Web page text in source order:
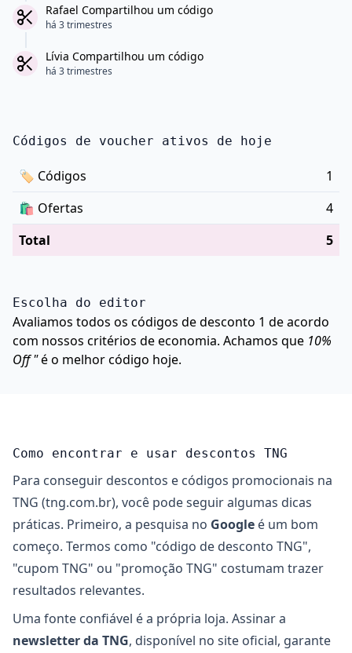
Rafael Compartilhou um código
há 3 trimestres
Lívia Compartilhou um código
há 3 trimestres
Códigos de voucher ativos de hoje
🏷 Códigos
1
🛍️ Ofertas
4
Total
5
Escolha do editor
Avaliamos todos os códigos de desconto 1 de acordo
com nossos critérios de economia. Achamos que 10%
Off "é o melhor código hoje.
Como encontrar e usar descontos TNG
Para conseguir descontos e códigos promocionais na
TNG (tng.com.br), você pode seguir algumas dicas
práticas. Primeiro, a pesquisa no Google é um bom
começo. Termos como "código de desconto TNG",
"cupom TNG" ou "promoção TNG" costumam trazer
resultados relevantes.
Uma fonte confiável é a própria loja. Assinar a
newsletter da TNG, disponível no site oficial, garante